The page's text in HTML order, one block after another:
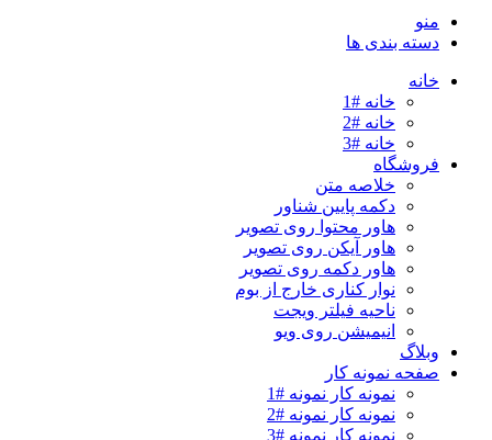
منو
دسته بندی ها
خانه
خانه #1
خانه #2
خانه #3
فروشگاه
خلاصه متن
دکمه پایین شناور
هاور محتوا روی تصویر
هاور آیکن روی تصویر
هاور دکمه روی تصویر
نوار کناری خارج از بوم
ناحیه فیلتر ویجت
انیمیشن روی ویو
وبلاگ
صفحه نمونه کار
نمونه کار نمونه #1
نمونه کار نمونه #2
نمونه کار نمونه #3